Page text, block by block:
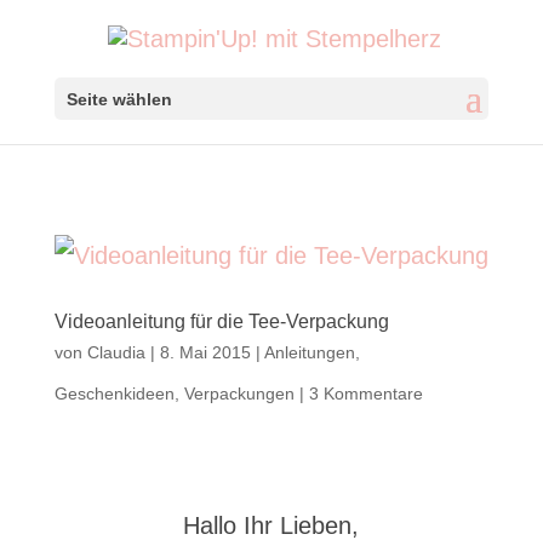
Seite wählen
Videoanleitung für die Tee-Verpackung
von Claudia | 8. Mai 2015 | Anleitungen
Geschenkideen Verpackungen | 3 Kommentare
Hallo Ihr Lieben,